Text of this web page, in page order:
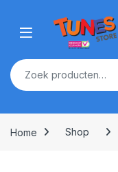
Open
Zoeken naar:
Home Shop